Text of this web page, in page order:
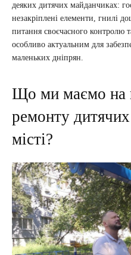
деяких дитячих майданчиках:
незакріплені елементи, гнилі
питання своєчасного контролю
особливо актуальним для
маленьких дніпрян.
Що ми маємо на
ремонту
місті?